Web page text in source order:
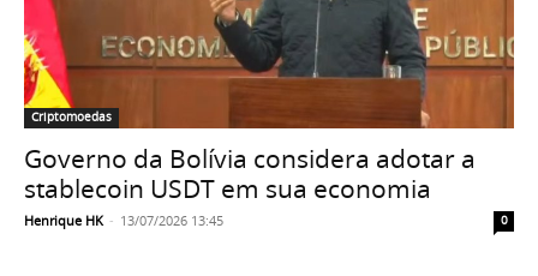
Criptomoedas
Governo da Bolívia considera adotar a
stablecoin USDT em sua economia
Henrique HK - 13/07/2026 13:45 0